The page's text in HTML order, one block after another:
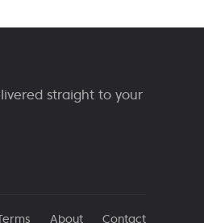
straight to your
About Contact